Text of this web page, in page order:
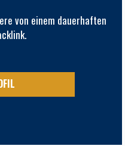
von einem dauerhaften